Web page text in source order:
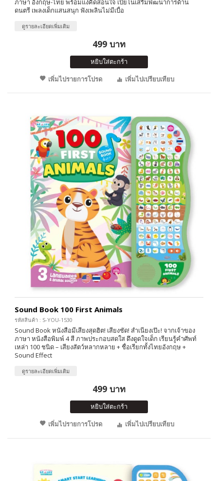
ดนตรี เพลงเด็กแสนสนุก ฟังเพลินไม่มีเบื่อ
ดูรายละเอียดเพิ่มเติม
499 บาท
หยิบใส่ตะกร้า
เพิ่มไปรายการโปรด
เพิ่มไปเปรียบเทียบ
Sound Book 100 First Animals
รหัสสินค้า : S-YOU-1530
Sound Book หนังสือมีเสียงสุดฮิต! เสียงชัด! สำเนียงเป๊ะ! จากเจ้าของ
ภาษา หนังสือพิมพ์ 4 สี ภาพประกอบสดใส ดึงดูดใจเด็ก เรียนรู้คำศัพท์
เหล่า 100 ชนิด – เสียงสัตว์หลากหลาย + ชื่อเรียกทั้งไทยอังกฤษ +
Sound Effect
ดูรายละเอียดเพิ่มเติม
499 บาท
หยิบใส่ตะกร้า
เพิ่มไปรายการโปรด
เพิ่มไปเปรียบเทียบ